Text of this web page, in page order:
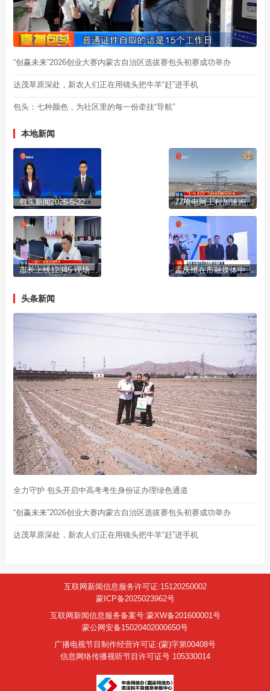
“创赢未来”2026创业大赛内蒙古自治区选拔赛包头初赛成功举办
达茂草原深处，新农人们正在用镜头把牛羊“赶”进手机
包头：七种颜色，为社区里的每一份牵挂“导航”
本地新闻
包头新闻2026-5-22 77项电网工程加速跑 幸福与发展“电力满格”
市长上线12345 现场“接单” 民意直达 孟庆维在市融媒体中心调研时强调 守正笃行 创新蝶变 为包头高质量发展凝聚强大精神力量
头条新闻
全力守护 包头开启中高考考生身份证办理绿色通道
“创赢未来”2026创业大赛内蒙古自治区选拔赛包头初赛成功举办
达茂草原深处，新农人们正在用镜头把牛羊“赶”进手机
互联网新闻信息服务许可证:15120250002
蒙ICP备2025023962号
互联网新闻信息服务备案号:蒙XW备201600001号
蒙公网安备15020402000650号
广播电视节目制作经营许可证:(蒙)字第00408号
信息网络传播视听节目许可证号 105330014